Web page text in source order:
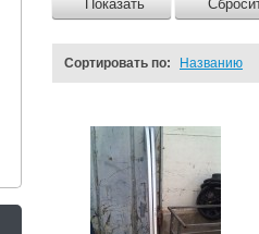
Показать
Сортировать по: Названию